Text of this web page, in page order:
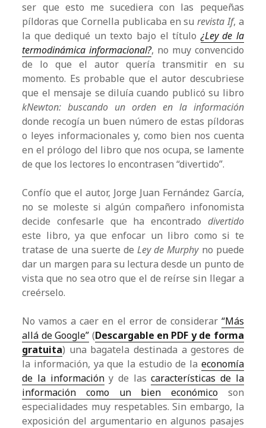
ser que esto me sucediera con las pequeñas
píldoras que Cornella publicaba en surevista If, a
la que dediqué un texto bajo el título¿Ley de la
termodinámica informacional?, no muy convencido
de lo que el autor quería transmitir en su
momento. Es probable que el autor descubriese
que el mensaje se diluía cuando publicó su libro
kNewton: buscando un orden en la información
donde recogía un buen número de estas píldoras
o leyes informacionales y, como bien nos cuenta
en el prólogo del libro que nos ocupa, se lamente
de que los lectores lo encontrasen “divertido”.
Confío que el autor, Jorge Juan Fernández García,
no se moleste si algún compañero infonomista
decide confesarle que ha encontrado divertido
este libro, ya que enfocar un libro como si te
tratase de una suerte deLey de Murphyno puede
dar un margen para su lectura desde un punto de
vista que no sea otro que el de reírse sin llegar a
creérselo.
No vamos a caer en el error de considerar “Más
allá de Google” (Descargable en PDF y de forma
gratuita) una bagatela destinada a gestores de
la información, ya que la estudio de la economía
de la informacióny de lascaracterísticas de la
información como un bien económico son
especialidades muy respetables. Sin embargo, la
exposición del argumentario en algunos pasajes